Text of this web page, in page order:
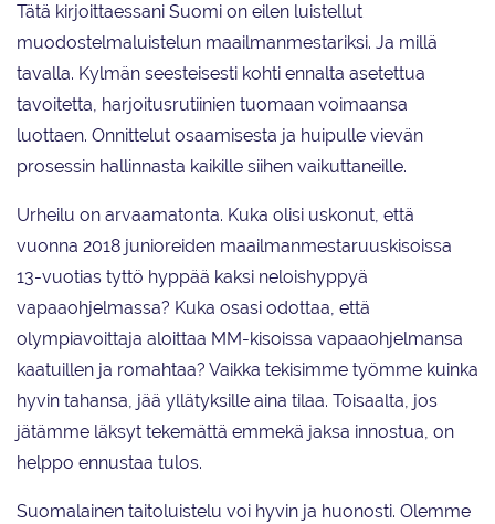
Tätä kirjoittaessani Suomi on eilen luistellut
muodostelmaluistelun maailmanmestariksi. Ja millä
tavalla. Kylmän seesteisesti kohti ennalta asetettua
tavoitetta, harjoitusrutiinien tuomaan voimaansa
luottaen. Onnittelut osaamisesta ja huipulle vievän
prosessin hallinnasta kaikille siihen vaikuttaneille.
Urheilu on arvaamatonta. Kuka olisi uskonut, että
vuonna 2018 junioreiden maailmanmestaruuskisoissa
13-vuotias tyttö hyppää kaksi neloishyppyä
vapaaohjelmassa? Kuka osasi odottaa, että
olympiavoittaja aloittaa MM-kisoissa vapaaohjelmansa
kaatuillen ja romahtaa? Vaikka tekisimme työmme kuinka
hyvin tahansa, jää yllätyksille aina tilaa. Toisaalta, jos
jätämme läksyt tekemättä emmekä jaksa innostua, on
helppo ennustaa tulos.
Suomalainen taitoluistelu voi hyvin ja huonosti. Olemme